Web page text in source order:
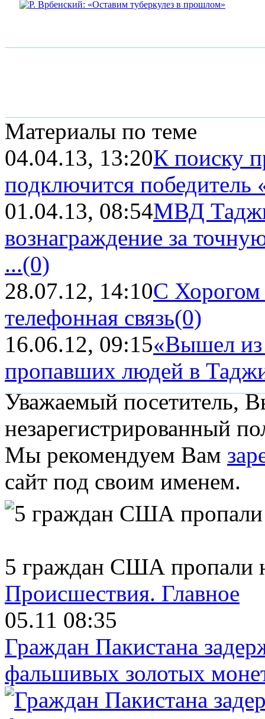
Материалы по теме
04.04.13, 13:20К поиску
подключится победитель
01.04.13, 08:54МВД
вознаграждение за
...(0)
28.07.12, 14:10С Хорогом
телефонная связь(0)
16.06.12, 09:15«Вышел из
пропавших людей в
Уважаемый посетитель,
незарегистрированный
Мы рекомендуем Вам
сайт под своим именем.
5 граждан США пропали
Происшествия. Главное
05.11 08:35
Граждан Пакистана
фальшивых золотых